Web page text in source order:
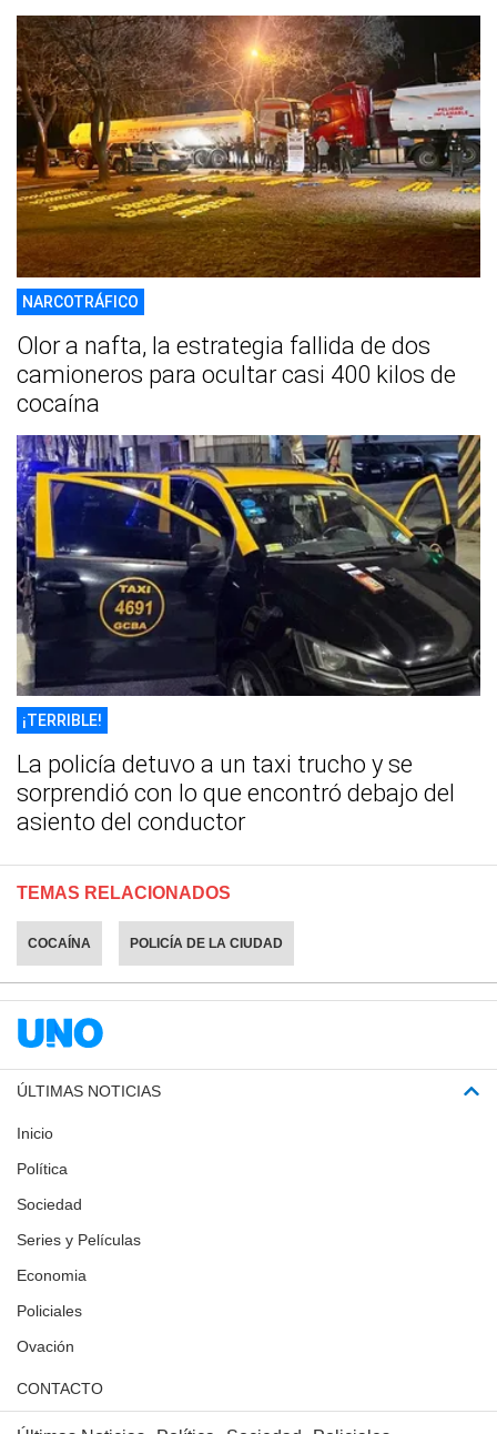
NARCOTRÁFICO
Olor a nafta, la estrategia fallida de dos
camioneros para ocultar casi 400 kilos de
cocaína
¡TERRIBLE!
La policía detuvo a un taxi trucho y se
sorprendió con lo que encontró debajo del
asiento del conductor
TEMAS RELACIONADOS
COCAÍNA POLICÍA DE LA CIUDAD
ÚLTIMAS NOTICIAS
Inicio
Política
Sociedad
Series y Películas
Economia
Policiales
Ovación
CONTACTO